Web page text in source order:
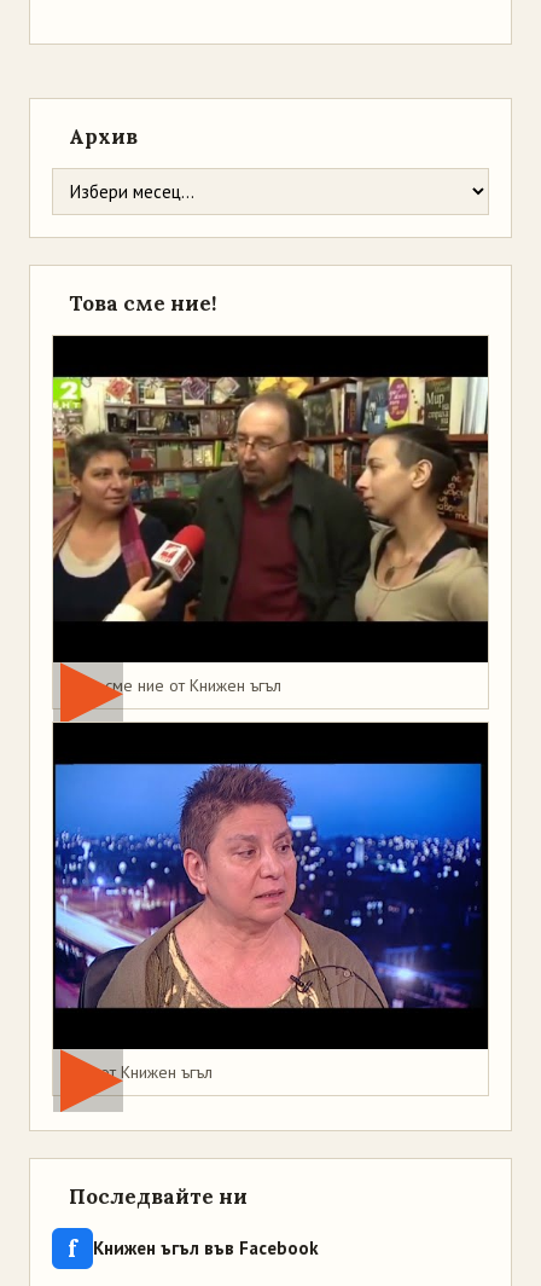
Архив
Това сме ние!
Това сме ние от Книжен ъгъл
Мая от Книжен ъгъл
Последвайте ни
f Книжен ъгъл във Facebook